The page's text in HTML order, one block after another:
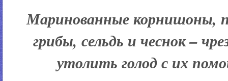
Маринованные корнишоны,
грибы, сельдь и чеснок –
утолить голод с их